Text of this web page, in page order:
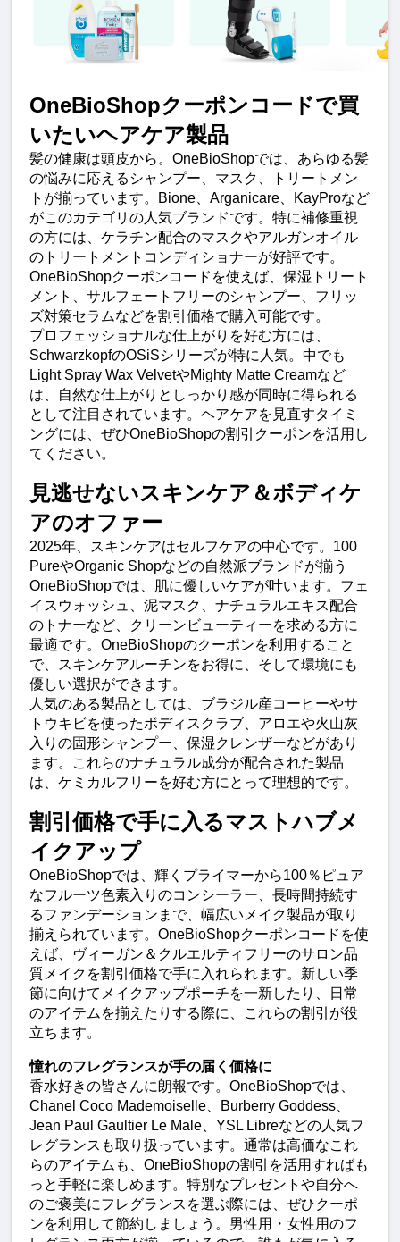
OneBioShopクーポンコードで買
いたいヘアケア製品
髪の健康は頭皮から。OneBioShopでは、あらゆる髪
の悩みに応えるシャンプー、マスク、トリートメン
トが揃っています。Bione、Arganicare、KayProなど
がこのカテゴリの人気ブランドです。特に補修重視
の方には、ケラチン配合のマスクやアルガンオイル
のトリートメントコンディショナーが好評です。
OneBioShopクーポンコードを使えば、保湿トリート
メント、サルフェートフリーのシャンプー、フリッ
ズ対策セラムなどを割引価格で購入可能です。
プロフェッショナルな仕上がりを好む方には、
SchwarzkopfのOSiSシリーズが特に人気。中でも
Light Spray Wax VelvetやMighty Matte Creamなど
は、自然な仕上がりとしっかり感が同時に得られる
として注目されています。ヘアケアを見直すタイミ
ングには、ぜひOneBioShopの割引クーポンを活用し
てください。
見逃せないスキンケア＆ボディケ
アのオファー
2025年、スキンケアはセルフケアの中心です。100
PureやOrganic Shopなどの自然派ブランドが揃う
OneBioShopでは、肌に優しいケアが叶います。フェ
イスウォッシュ、泥マスク、ナチュラルエキス配合
のトナーなど、クリーンビューティーを求める方に
最適です。OneBioShopのクーポンを利用すること
で、スキンケアルーチンをお得に、そして環境にも
優しい選択ができます。
人気のある製品としては、ブラジル産コーヒーやサ
トウキビを使ったボディスクラブ、アロエや火山灰
入りの固形シャンプー、保湿クレンザーなどがあり
ます。これらのナチュラル成分が配合された製品
は、ケミカルフリーを好む方にとって理想的です。
割引価格で手に入るマストハブメ
イクアップ
OneBioShopでは、輝くプライマーから100％ピュア
なフルーツ色素入りのコンシーラー、長時間持続す
るファンデーションまで、幅広いメイク製品が取り
揃えられています。OneBioShopクーポンコードを使
えば、ヴィーガン＆クルエルティフリーのサロン品
質メイクを割引価格で手に入れられます。新しい季
節に向けてメイクアップポーチを一新したり、日常
のアイテムを揃えたりする際に、これらの割引が役
立ちます。
憧れのフレグランスが手の届く価格に
香水好きの皆さんに朗報です。OneBioShopでは、
Chanel Coco Mademoiselle、Burberry Goddess、
Jean Paul Gaultier Le Male、YSL Libreなどの人気フ
レグランスも取り扱っています。通常は高価なこれ
らのアイテムも、OneBioShopの割引を活用すればも
っと手軽に楽しめます。特別なプレゼントや自分へ
のご褒美にフレグランスを選ぶ際には、ぜひクーポ
ンを利用して節約しましょう。男性用・女性用のフ